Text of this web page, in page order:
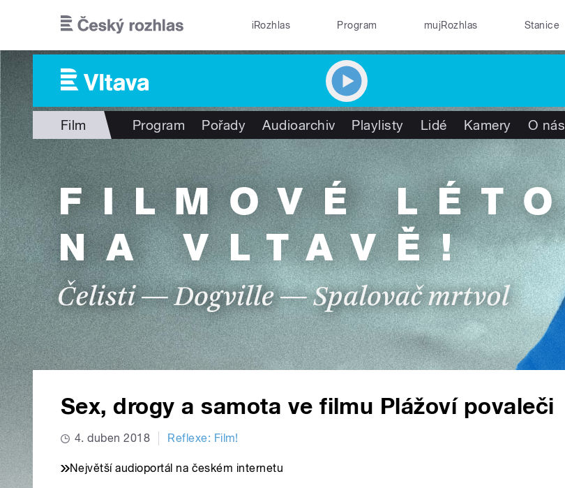
iRozhlas Program mujRozhlas Stanice
Film Program Pořady Audioarchiv Playlisty Lidé Kamery O nás
Sex, drogy a samota ve filmu Plážoví povaleči
4. duben 2018 Reflexe: Film!
Největší audioportál na českém internetu